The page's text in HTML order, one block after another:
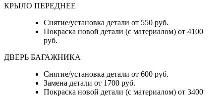
КРЫЛО ПЕРЕДНЕЕ
Снятие/установка детали от 550 руб.
Покраска новой детали (с материалом) от 4100
руб.
ДВЕРЬ БАГАЖНИКА
Снятие/установка детали от 600 руб.
Замена детали от 1700 руб.
Покраска новой детали (с материалом) от 3400